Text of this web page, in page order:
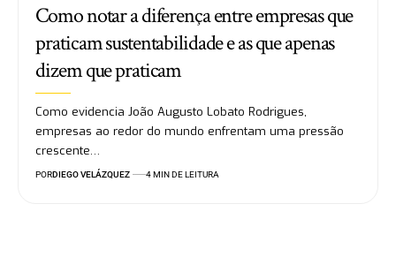
Como notar a diferença entre empresas que
praticam sustentabilidade e as que apenas
dizem que praticam
Como evidencia João Augusto Lobato Rodrigues,
empresas ao redor do mundo enfrentam uma pressão
crescente…
PORDIEGO VELÁZQUEZ 4 MIN DE LEITURA